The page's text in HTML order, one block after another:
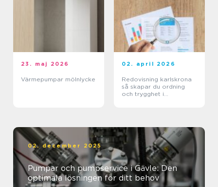
23. maj 2026
Värmepumpar mölnlycke
02. april 2026
Redovisning karlskrona
så skapar du ordning
och trygghet i
02. december 2025
Pumpar och pumpservice i Gävle: Den
optimala lösningen för ditt behov